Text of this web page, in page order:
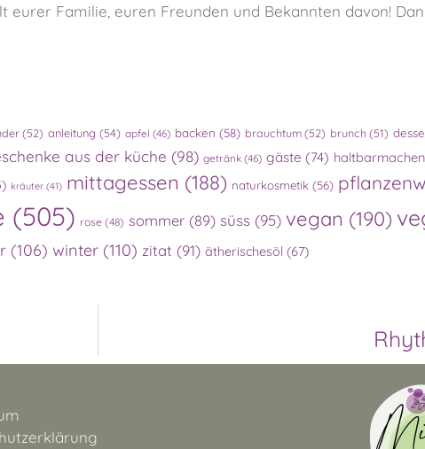
eurer Familie, euren Freunden und Bekannten davon!
(52) anleitung (54) apfel (46) backen (58) brauchtum(52) brunch(51)
aus der küche (98) getränk (46) gäste (74) haltbarmachen
kräuter (41) mittagessen (188) naturkosmetik (56)
(505) rose (48) sommer (89) süss (95) vegan (190)
(106) winter (110) zitat (91) ätherischesöl (67)